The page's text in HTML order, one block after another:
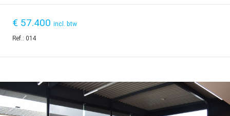
€ 57.400 incl. btw
Ref.: 014